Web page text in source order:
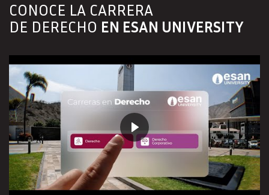
CONOCE LA CARRERA
DE DERECHO EN ESAN UNIVERSITY